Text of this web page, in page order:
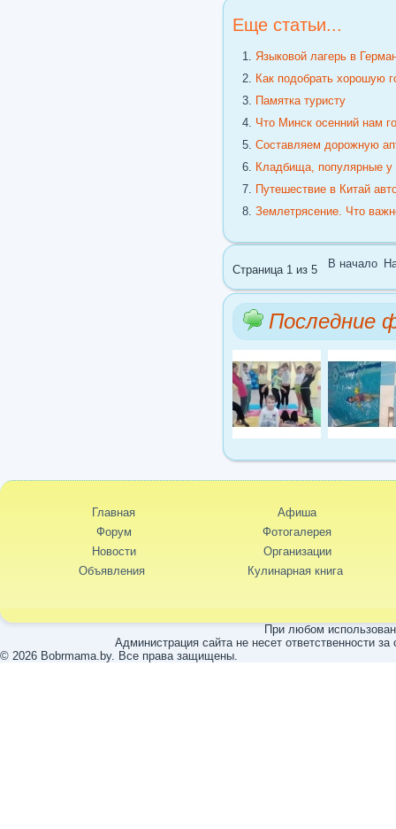
Еще статьи...
Языковой лагерь в
Как подобрать хорошую
Памятка туристу
Что Минск осенний нам
Составляем дорожную
Кладбища, популярные у
Путешествие в Китай
Землетрясение. Что
Страница 1 из 5 В начало
Последние
Главная
Форум
Новости
Объявления
Афиша
Фотогалерея
Организации
Кулинарная книга
При любом
Администрация сайта не несет ответственности
© 2026 Bobrmama.by. Все права защищены.